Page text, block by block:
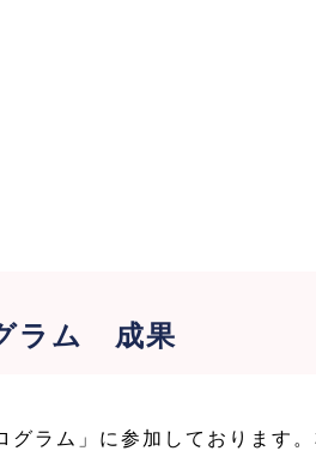
ラム 成果
ラム」に参加しております。